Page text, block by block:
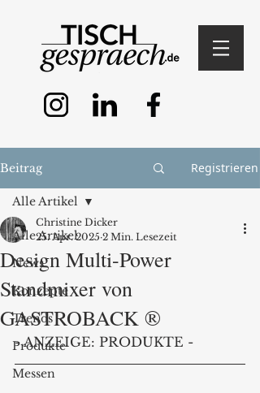
Beitrag Registrieren
Alle Artikel
News
Konzepte
Trends
Produkte
Messen
Alle Artikel
Design Multi-Power
Standmixer von
GASTROBACK ®
Christine Dicker
25. Apr. 2025 2 Min. Lesezeit
- ANZEIGE: PRODUKTE -